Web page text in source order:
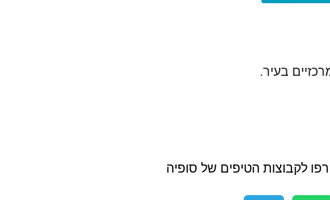
בעיר.
לקבוצות הטיפים של סופיה